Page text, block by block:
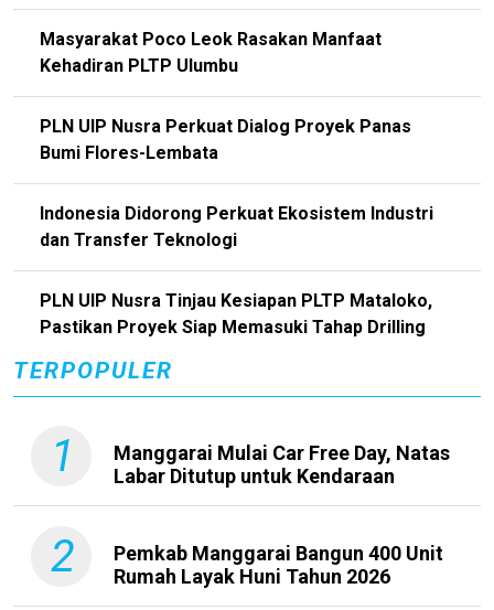
Masyarakat Poco Leok Rasakan Manfaat
Kehadiran PLTP Ulumbu
PLN UIP Nusra Perkuat Dialog Proyek Panas
Bumi Flores-Lembata
Indonesia Didorong Perkuat Ekosistem Industri
dan Transfer Teknologi
PLN UIP Nusra Tinjau Kesiapan PLTP Mataloko,
Pastikan Proyek Siap Memasuki Tahap Drilling
TERPOPULER
1
Manggarai Mulai Car Free Day, Natas
Labar Ditutup untuk Kendaraan
2
Pemkab Manggarai Bangun 400 Unit
Rumah Layak Huni Tahun 2026